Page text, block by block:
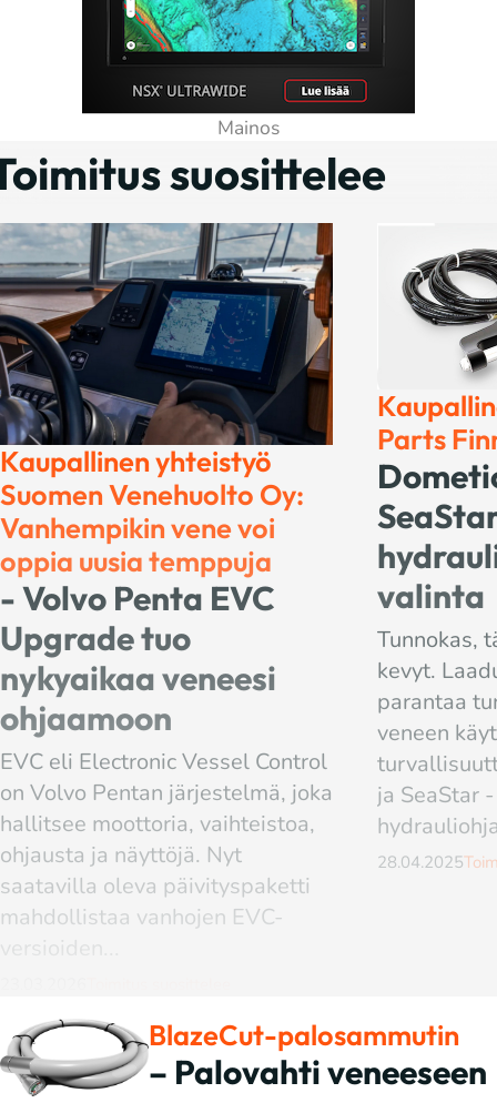
suosittelee
Kaupallinen yhteistyö US-
Parts Finn-Am
Dometic BayStar /
SeaStar -
hydrauliohjauksen
valinta
Tunnokas, täsmällinen, tarkka ja
kevyt. Laadukas hydrauliohjaus
parantaa tuntuvasti veneen kuin
veneen käyttömukavuutta ja
turvallisuutta. Dometicin BayStar
ja SeaStar -
hydrauliohjausvalikoimasta...
28.04.2025Toimitus suosittelee
455
–
Entistä
sisällä
oletuksia,
Jeanneau
lunastaa
ja...
Tilaajille
BlazeCut-palosammutin
– Palovahti veneeseen